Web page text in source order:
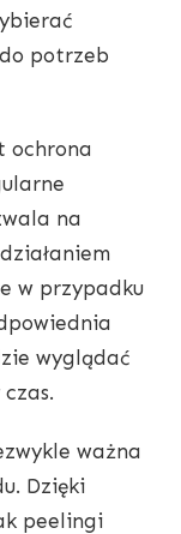
potrzeb
ochrona
na
w przypadku
wyglądać
ważna
Dzięki
peelingi